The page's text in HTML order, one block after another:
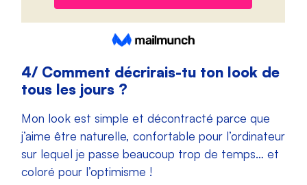
4/ Comment décrirais-tu ton look de
tous les jours ?
Mon look est simple et décontracté parce que
j’aime être naturelle, confortable pour l’ordinateur
sur lequel je passe beaucoup trop de temps… et
coloré pour l’optimisme !